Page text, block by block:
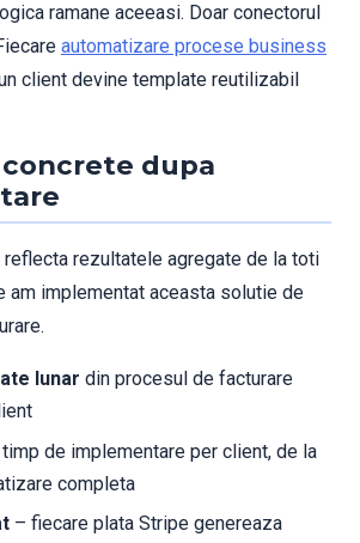
ramane aceeasi. Doar conectorul
automatizare procese business
client devine template reutilizabil
dupa
rezultatele agregate de la toti
am implementat aceasta solutie de
lunar din procesul de facturare
timp de implementare per client, de la
completa
– fiecare plata Stripe genereaza